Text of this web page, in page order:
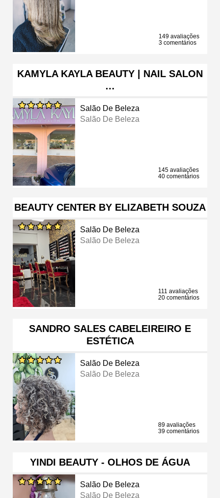
149 avaliações
3 comentários
KAMYLA KAYLA BEAUTY | NAIL SALON
…
Salão De Beleza
Salão De Beleza
145 avaliações
40 comentários
BEAUTY CENTER BY ELIZABETH SOUZA
Salão De Beleza
Salão De Beleza
111 avaliações
20 comentários
SANDRO SALES CABELEIREIRO E
ESTÉTICA
Salão De Beleza
Salão De Beleza
89 avaliações
39 comentários
YINDI BEAUTY - OLHOS DE ÁGUA
Salão De Beleza
Salão De Beleza